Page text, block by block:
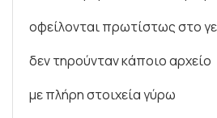
οφείλονται πρωτίστως στο
δεν τηρούνταν κάποιο αρχείο
με πλήρη στοιχεία γύρω